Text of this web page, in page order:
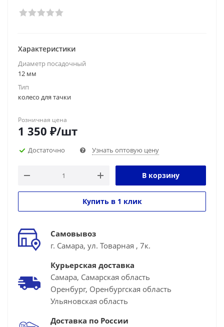
Характеристики
Диаметр посадочный
12 мм
Тип
колесо для тачки
Розничная цена
1 350 ₽/шт
Достаточно Узнать оптовую цену
В корзину
Купить в 1 клик
Самовывоз
г. Самара, ул. Товарная , 7к.
Курьерская доставка
Самара, Самарская область
Оренбург, Оренбургская область
Ульяновская область
Доставка по России